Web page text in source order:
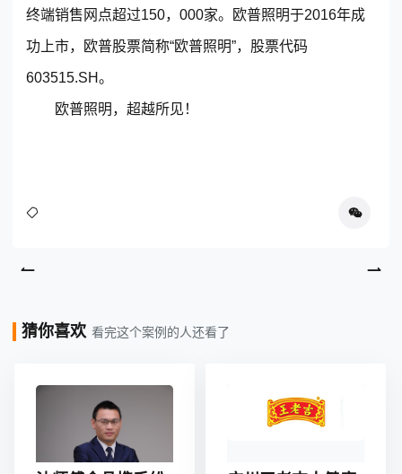
终端销售网点超过150，000家。欧普照明于2016年成
功上市，欧普股票简称“欧普照明”，股票代码
603515.SH。
欧普照明，超越所见！
猜你喜欢 看完这个案例的人还看了